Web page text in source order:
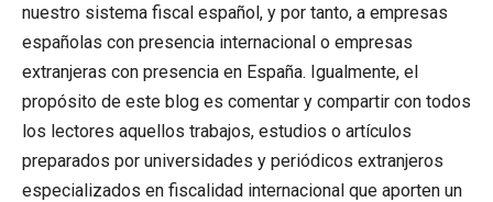
nuestro sistema fiscal español, y por tanto, a empresas
españolas con presencia internacional o empresas
extranjeras con presencia en España. Igualmente, el
propósito de este blog es comentar y compartir con todos
los lectores aquellos trabajos, estudios o artículos
preparados por universidades y periódicos extranjeros
especializados en fiscalidad internacional que aporten un